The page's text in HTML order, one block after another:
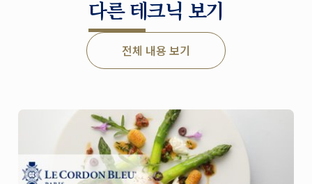
다른 테크닉 보기
전체 내용 보기